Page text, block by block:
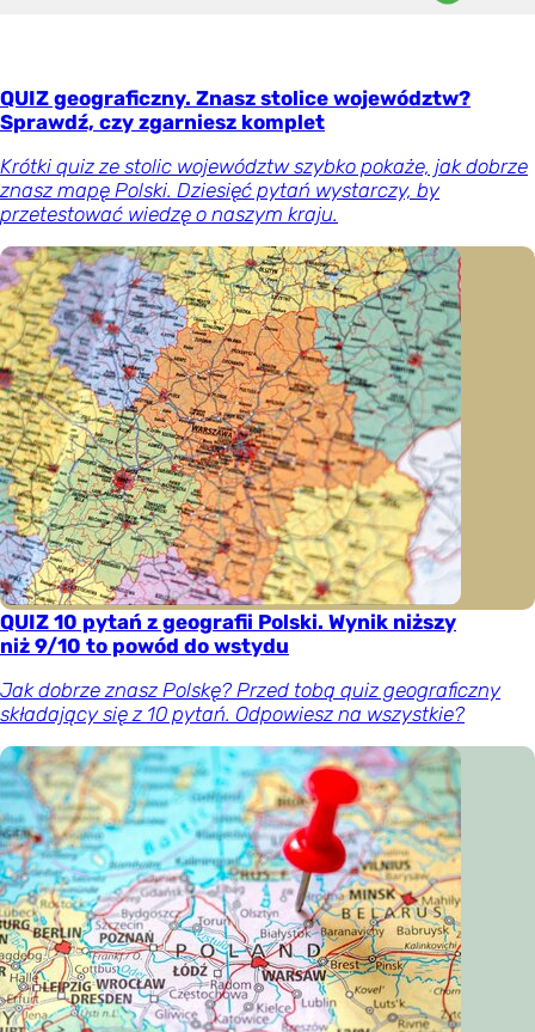
QUIZ geograficzny. Znasz stolice województw?
Sprawdź, czy zgarniesz komplet
Krótki quiz ze stolic województw szybko pokaże, jak dobrze
znasz mapę Polski. Dziesięć pytań wystarczy, by
przetestować wiedzę o naszym kraju.
QUIZ 10 pytań z geografii Polski. Wynik niższy
niż 9/10 to powód do wstydu
Jak dobrze znasz Polskę? Przed tobą quiz geograficzny
składający się z 10 pytań. Odpowiesz na wszystkie?